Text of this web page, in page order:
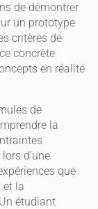
de démontrer
un prototype
critères de
concrète
en réalité
de
la
d’une
que
et la
étudiant